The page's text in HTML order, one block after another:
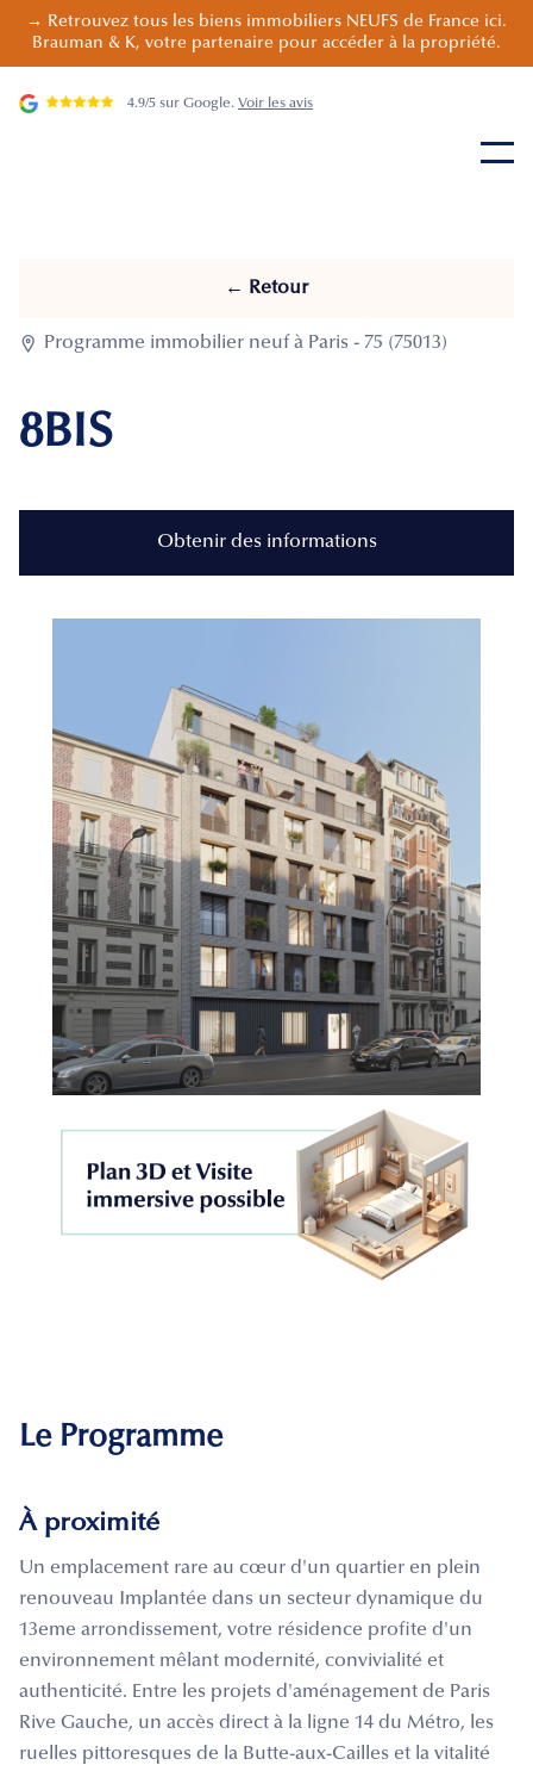
→ Retrouvez tous les biens immobiliers NEUFS de France ici.
Brauman & K, votre partenaire pour accéder à la propriété.
4.9/5 sur Google. Voir les avis
← Retour
 Programme immobilier neuf à Paris - 75 (75013)
8BIS
Obtenir des informations
Le Programme
À proximité
Un emplacement rare au cœur d'un quartier en plein
renouveau Implantée dans un secteur dynamique du
13eme arrondissement, votre résidence profite d'un
environnement mêlant modernité, convivialité et
authenticité. Entre les projets d'aménagement de Paris
Rive Gauche, un accès direct à la ligne 14 du Métro, les
ruelles pittoresques de la Butte-aux-Cailles et la vitalité